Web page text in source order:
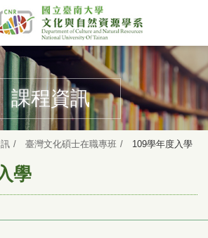
課程資訊
臺灣文化碩士在職專班 109學年度入學
學